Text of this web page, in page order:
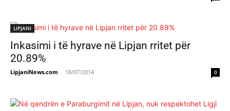
LIPJANI
Inkasimi i të hyrave në Lipjan rritet për
20.89%
LipjaniNews.com - 18/07/2014 0